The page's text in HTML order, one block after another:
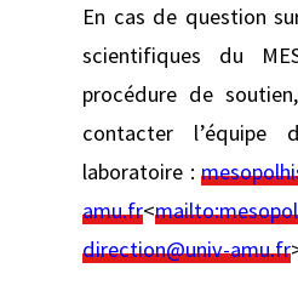
En cas de question
scientifiques du
procédure de
contacter l’équipe
laboratoire :
amu.fr<mailto:
direction@univ-amu.fr